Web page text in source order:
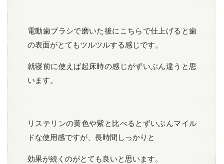
電動歯ブラシで磨いた後にこちらで仕上げると歯
の表面がとてもツルツルする感じです。
就寝前に使えば起床時の感じがずいぶん違うと思
います。
リステリンの黄色や紫と比べるとずいぶんマイル
ドな使用感ですが、長時間しっかりと
効果が続くのがとても良いと思います。